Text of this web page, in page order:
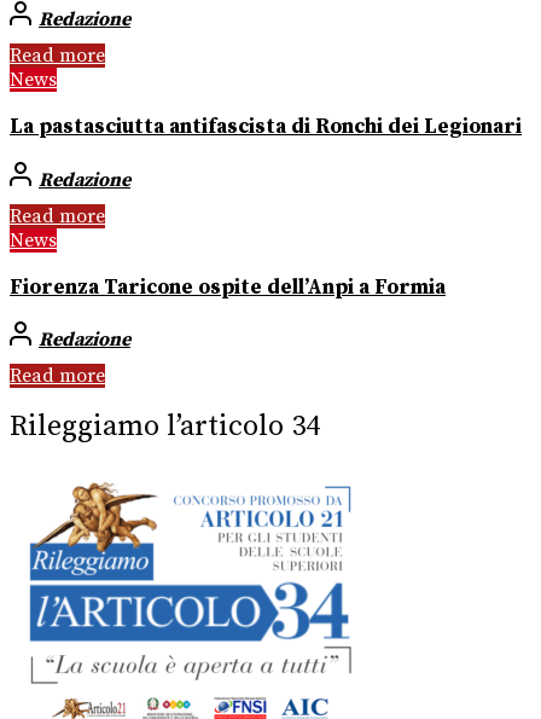
Redazione
Read more
News
La pastasciutta antifascista di Ronchi dei Legionari
Redazione
Read more
News
Fiorenza Taricone ospite dell’Anpi a Formia
Redazione
Read more
Rileggiamo l’articolo 34